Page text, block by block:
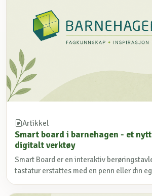
Artikkel
Smart board i barnehagen - et
digitalt verktøy
Smart Board er en interaktiv
tastatur erstattes med en penn eller din